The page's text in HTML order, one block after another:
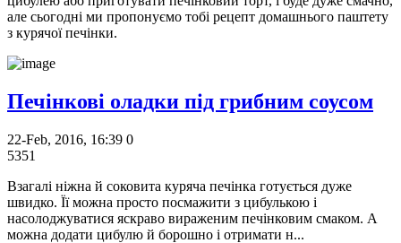
але сьогодні ми пропонуємо тобі рецепт домашнього паштету
з курячої печінки.
Печінкові оладки під грибним соусом
22-Feb, 2016, 16:39 0
5351
Взагалі ніжна й соковита куряча печінка готується дуже
швидко. Її можна просто посмажити з цибулькою і
насолоджуватися яскраво вираженим печінковим смаком. А
можна додати цибулю й борошно і отримати н...